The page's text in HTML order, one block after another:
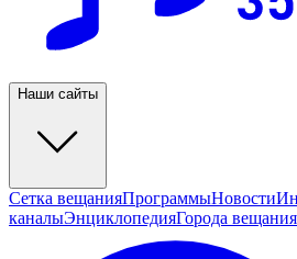
Наши сайты
Сетка вещанияПрограммыНовости
каналыЭнциклопедияГорода вещания